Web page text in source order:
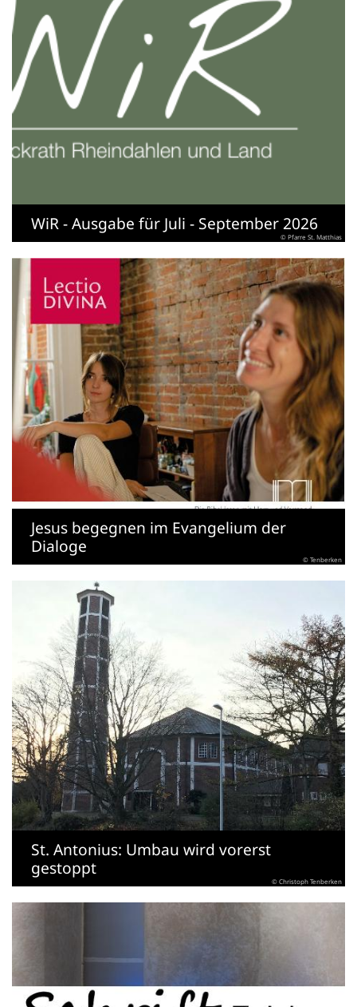
WiR - Ausgabe für Juli - September 2026
© Pfarre St. Matthias
Jesus begegnen im Evangelium der
Dialoge
© Tenberken
St. Antonius: Umbau wird vorerst
gestoppt
© Christoph Tenberken